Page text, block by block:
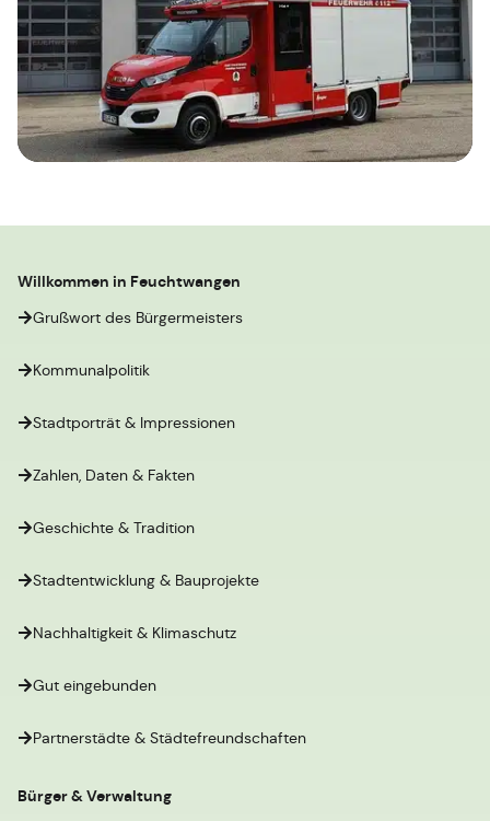
Willkommen in Feuchtwangen
Grußwort des Bürgermeisters
Kommunalpolitik
Stadtporträt & Impressionen
Zahlen, Daten & Fakten
Geschichte & Tradition
Stadtentwicklung & Bauprojekte
Nachhaltigkeit & Klimaschutz
Gut eingebunden
Partnerstädte & Städtefreundschaften
Bürger & Verwaltung